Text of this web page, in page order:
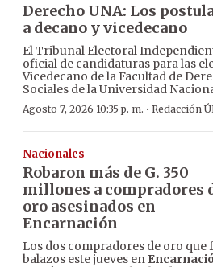
Derecho UNA: Los
a decano y vicedecano
El Tribunal Electoral
oficial de candidaturas para las
Vicedecano de la Facultad de
Sociales de la Universidad
Agosto 7, 2026 10:35 p. m. · Redacción
Nacionales
Robaron más de G. 350
millones a compradores
oro asesinados en
Encarnación
Los dos compradores de oro que
balazos este jueves en